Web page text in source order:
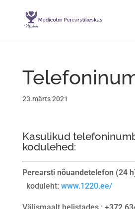
23.märts 2021
Kasulikud
kodulehed:
Perearsti nõuandetelefon (24
koduleht: www.1220.ee/